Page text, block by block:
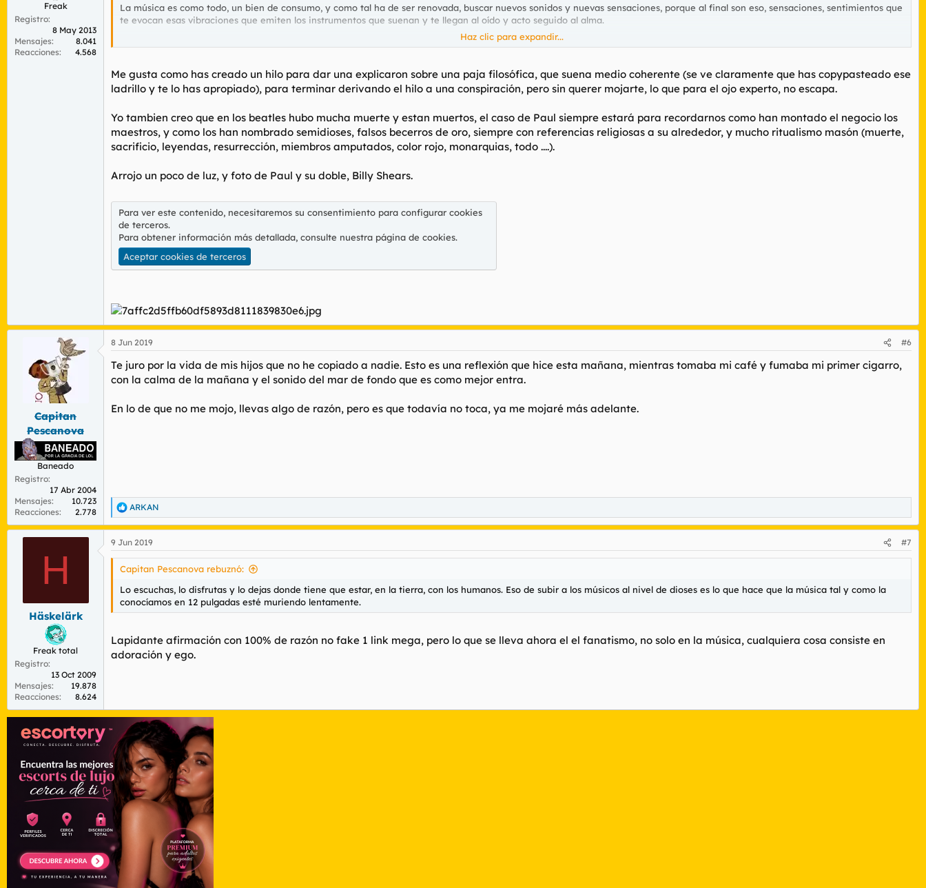
Freak
Registro
8 May 2013
Mensajes
8.041
Reacciones
4.568
La música es como todo, un bien de consumo, y como tal ha de ser renovada, buscar nuevos sonidos y nuevas sensaciones, porque al final son eso, sensaciones, sentimientos que
te evocan esas vibraciones que emiten los instrumentos que suenan y te llegan al oído y acto seguido al alma.
Debemos visualizar la música como un todo, los estilos, los grupos, las bandas, los artistas, todo forman parte de una misma cosa y como tal hay que desmitificarlos y ponerlos en
es su primer disco como si es un tracklist subido a amazon prime.
Lo escuchas, lo disfrutas y lo dejas donde tiene que estar, en la tierra, con los humanos. Eso de subir a los músicos al nivel de dioses es lo que hace que la música tal y como la
Hay que consumir toda la que puedas, todo lo nuevo que encuentres, disfrutarlo y deshecharlo como un bien de consumo que es. No entiendo la música sin innovación, no
entiendo el rock, con su repetitivo uso de guitarras sonando rotas por todas partes. Pero lo respeto, respeto a todos los que aman el rock, el metal y todas esas mierdas, porque
todo es respetable. Pero no me extraña que al final un fanboy del metal acabe pegándose cabezazos contra la pared porque está hasta los cojones de escuchar en bucle
"stairway to hell" y decir que lo que hacen hoy los guitarritas es pura mierda.
Disfrutad la música como lo que es, simple y llanamente. Los hilos de los beatles, los abría Katua, esa grandérrima forera (según algunos) pero hoy los Beatles y Katua, están
muertos.
Muertos.
Haz clic para expandir...
Me gusta como has creado un hilo para dar una explicaron sobre una paja filosófica, que suena medio coherente (se ve claramente que has copypasteado ese
ladrillo y te lo has apropiado), para terminar derivando el hilo a una conspiración, pero sin querer mojarte, lo que para el ojo experto, no escapa.
Yo tambien creo que en los beatles hubo mucha muerte y estan muertos, el caso de Paul siempre estará para recordarnos como han montado el negocio los
maestros, y como los han nombrado semidioses, falsos becerros de oro, siempre con referencias religiosas a su alrededor, y mucho ritualismo masón (muerte,
sacrificio, leyendas, resurrección, miembros amputados, color rojo, monarquias, todo ....).
Arrojo un poco de luz, y foto de Paul y su doble, Billy Shears.
Para ver este contenido, necesitaremos su consentimiento para configurar cookies
de terceros.
Para obtener información más detallada, consulte nuestra página de cookies.
Aceptar cookies de terceros
Capitan
Pescanova
Baneado
Registro
17 Abr 2004
Mensajes
10.723
Reacciones
2.778
8 Jun 2019 #6
Te juro por la vida de mis hijos que no he copiado a nadie. Esto es una reflexión que hice esta mañana, mientras tomaba mi café y fumaba mi primer cigarro,
con la calma de la mañana y el sonido del mar de fondo que es como mejor entra.
En lo de que no me mojo, llevas algo de razón, pero es que todavía no toca, ya me mojaré más adelante.
R
e
a
c
c
e
s
ARKAN
H
Häskelärk
Freak total
Registro
13 Oct 2009
Mensajes
19.878
Reacciones
8.624
9 Jun 2019 #7
Capitan Pescanova rebuznó:
Lo escuchas, lo disfrutas y lo dejas donde tiene que estar, en la tierra, con los humanos. Eso de subir a los músicos al nivel de dioses es lo que hace que la música tal y como la
conocíamos en 12 pulgadas esté muriendo lentamente.
Lapidante afirmación con 100% de razón no fake 1 link mega, pero lo que se lleva ahora el el fanatismo, no solo en la música, cualquiera cosa consiste en
adoración y ego.